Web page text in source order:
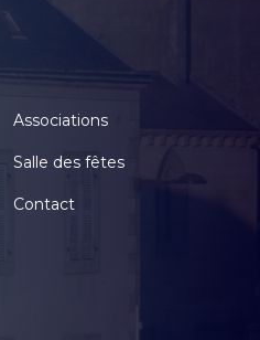
Associations
Salle des fêtes
Contact